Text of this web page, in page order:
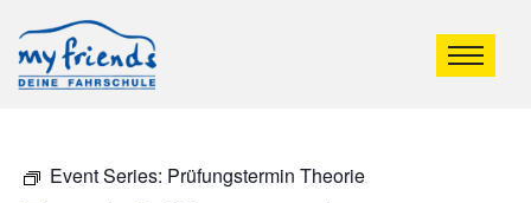
Event Series: Prüfungstermin Theorie